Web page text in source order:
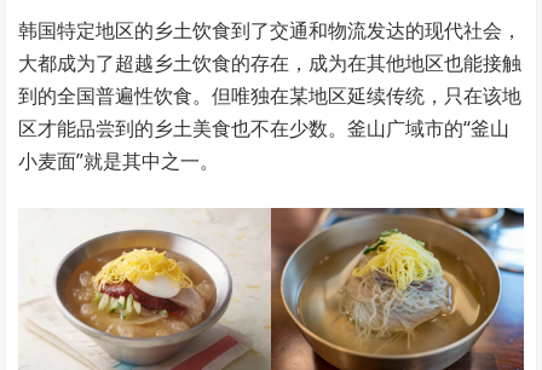
韩国特定地区的乡土饮食到了交通和物流发达的现代社会，
大都成为了超越乡土饮食的存在，成为在其他地区也能接触
到的全国普遍性饮食。但唯独在某地区延续传统，只在该地
区才能品尝到的乡土美食也不在少数。釜山广域市的“釜山
小麦面”就是其中之一。